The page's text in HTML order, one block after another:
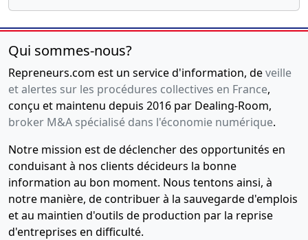
Qui sommes-nous?
Repreneurs.com est un service d'information, deveille
et alertes sur les procédures collectives en France,
conçu et maintenu depuis 2016 par Dealing-Room,
broker M&A spécialisé dans l'économie numérique.
Notre mission est de déclencher des opportunités en
conduisant à nos clients décideurs la bonne
information au bon moment. Nous tentons ainsi, à
notre manière, de contribuer à la sauvegarde d'emplois
et au maintien d'outils de production par la reprise
d'entreprises en difficulté.